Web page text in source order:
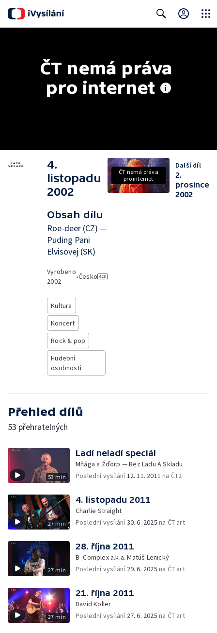
ČT nemá práva
pro internet
4.
listopadu
2002
Obsah dílu
Roe-deer (CZ) —
Puding Pani
Elvisovej (SK)
Vyrobeno
2002
•Česko
Kultura
Koncert
Rock & pop
Hudební
osobnosti
ČT nemá práva
pro internet
Další díl
2.
prosince
2002
Přehled dílů
53 přehratelných
53 min
Ladí neladí speciál
Mňága a Žďorp — Bez Ladu A Skladu
Poslední vysílání12. 11. 2011 na ČT2
27 min
4. listopadu 2011
Charlie Straight
Poslední vysílání30. 6. 2025 na ČT art
27 min
28. října 2011
B–Complex a.k.a. Matúš Lenický
Poslední vysílání 29. 6. 2025 na ČT art
27 min
21. října 2011
David Koller
Poslední vysílání 27. 6. 2025 na ČT art